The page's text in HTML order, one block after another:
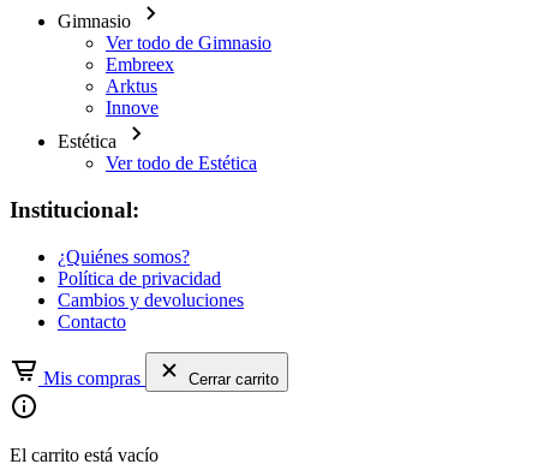
Gimnasio
Ver todo de Gimnasio
Embreex
Arktus
Innove
Estética
Ver todo de Estética
Institucional:
¿Quiénes somos?
Política de privacidad
Cambios y devoluciones
Contacto
Mis compras Cerrar carrito
El carrito está vacío